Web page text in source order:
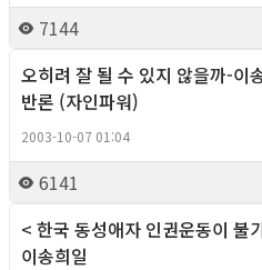
7144
오히려 잘 될 수 있지 않을까-이
반론 (자인파워)
2003-10-07 01:04
6141
< 한국 동성애자 인권운동이 불
이송희일